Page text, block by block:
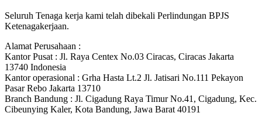
Seluruh Tenaga kerja kami telah dibekali Perlindungan BPJS
Ketenagakerjaan.
Alamat Perusahaan :
Kantor Pusat : Jl. Raya Centex No.03 Ciracas, Ciracas Jakarta
13740 Indonesia
Kantor operasional : Grha Hasta Lt.2 Jl. Jatisari No.111 Pekayon
Pasar Rebo Jakarta 13710
Branch Bandung : Jl. Cigadung Raya Timur No.41, Cigadung, Kec.
Cibeunying Kaler, Kota Bandung, Jawa Barat 40191